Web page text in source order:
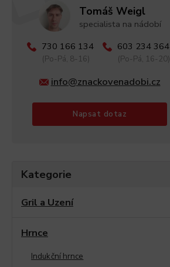
Tomáš Weigl
specialista na nádobí
730 166 134
(Po-Pá, 8-16)
603 234 364
(Po-Pá, 16-20)
info@znackovenadobi.cz
Napsat dotaz
Kategorie
Gril a Uzení
Hrnce
Indukční hrnce